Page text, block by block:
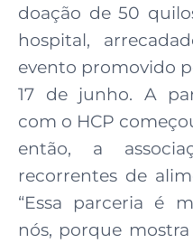
doação de 50
hospital,
evento promovido
17 de junho. A
com o HCP
então, a
recorrentes de
“Essa parceria é
nós, porque